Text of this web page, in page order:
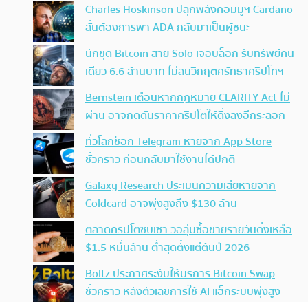
Charles Hoskinson ปลุกพลังคอมมูฯ Cardano
ลั่นต้องการพา ADA กลับมาเป็นผู้ชนะ
นักขุด Bitcoin สาย Solo เจอบล็อก รับทรัพย์คน
เดียว 6.6 ล้านบาท ไม่สนวิกฤตศรัทธาคริปโทฯ
Bernstein เตือนหากกฎหมาย CLARITY Act ไม่
ผ่าน อาจกดดันราคาคริปโตให้ดิ่งลงอีกระลอก
ทั่วโลกช็อก Telegram หายจาก App Store
ชั่วคราว ก่อนกลับมาใช้งานได้ปกติ
Galaxy Research ประเมินความเสียหายจาก
Coldcard อาจพุ่งสูงถึง $130 ล้าน
ตลาดคริปโตซบเซา วอลุ่มซื้อขายรายวันดิ่งเหลือ
$1.5 หมื่นล้าน ต่ำสุดตั้งแต่ต้นปี 2026
Boltz ประกาศระงับให้บริการ Bitcoin Swap
ชั่วคราว หลังตัวเลขการใช้ AI แฮ็กระบบพุ่งสูง